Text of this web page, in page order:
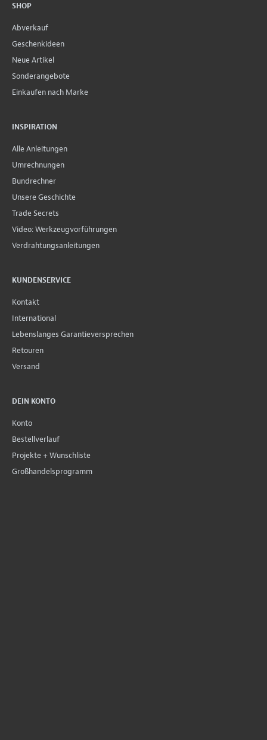
SHOP
Abverkauf
Geschenkideen
Neue Artikel
Sonderangebote
Einkaufen nach Marke
INSPIRATION
Alle Anleitungen
Umrechnungen
Bundrechner
Unsere Geschichte
Trade Secrets
Video: Werkzeugvorführungen
Verdrahtungsanleitungen
KUNDENSERVICE
Kontakt
International
Lebenslanges Garantieversprechen
Retouren
Versand
DEIN KONTO
Konto
Bestellverlauf
Projekte + Wunschliste
Großhandelsprogramm